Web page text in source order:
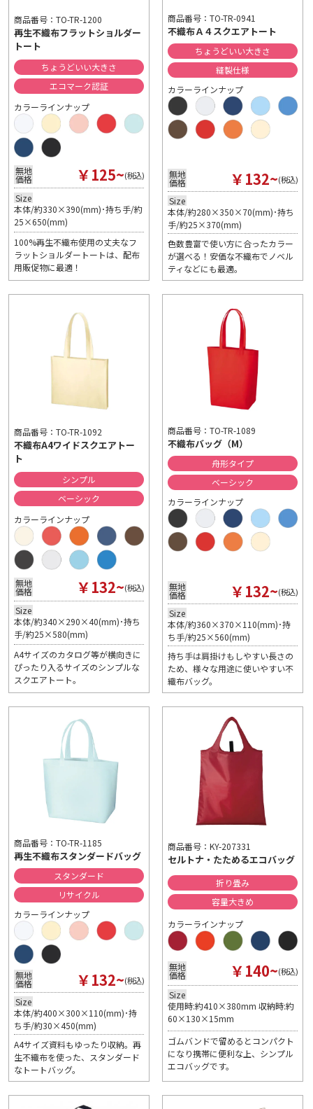
商品番号：TO-TR-1200
再生不織布フラットショルダー
トート
ちょうどいい大きさ
エコマーク認証
カラーラインナップ
無地
価格 ￥125~(税込)
Size
本体/約330×390(mm)･持ち手/約
25×650(mm)
100%再生不織布使用の丈夫なフ
ラットショルダートートは、配布
用販促物に最適！
商品番号：TO-TR-0941
不織布Ａ４スクエアトート
ちょうどいい大きさ
縫製仕様
カラーラインナップ
無地
価格 ￥132~(税込)
Size
本体/約280×350×70(mm)･持ち
手/約25×370(mm)
色数豊富で使い方に合ったカラー
が選べる！安価な不織布でノベル
ティなどにも最適。
商品番号：TO-TR-1092
不織布A4ワイドスクエアトー
ト
シンプル
ベーシック
カラーラインナップ
無地
価格 ￥132~(税込)
Size
本体/約340×290×40(mm)･持ち
手/約25×580(mm)
A4サイズのカタログ等が横向きに
ぴったり入るサイズのシンプルな
スクエアトート。
商品番号：TO-TR-1089
不織布バッグ（M）
舟形タイプ
ベーシック
カラーラインナップ
無地
価格 ￥132~(税込)
Size
本体/約360×370×110(mm)･持
ち手/約25×560(mm)
持ち手は肩掛けもしやすい長さの
ため、様々な用途に使いやすい不
織布バッグ。
商品番号：TO-TR-1185
再生不織布スタンダードバッグ
スタンダード
リサイクル
カラーラインナップ
無地
価格 ￥132~(税込)
Size
本体/約400×300×110(mm)･持
ち手/約30×450(mm)
A4サイズ資料もゆったり収納。再
生不織布を使った、スタンダード
なトートバッグ。
商品番号：KY-207331
セルトナ・たためるエコバッグ
折り畳み
容量大きめ
カラーラインナップ
無地
価格 ￥140~(税込)
Size
使用時:約410×380mm 収納時:約
60×130×15mm
ゴムバンドで留めるとコンパクト
になり携帯に便利な上、シンプル
エコバッグです。